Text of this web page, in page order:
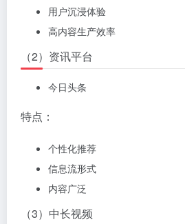
用户沉浸体验
高内容生产效率
（2）资讯平台
今日头条
特点：
个性化推荐
信息流形式
内容广泛
（3）中长视频